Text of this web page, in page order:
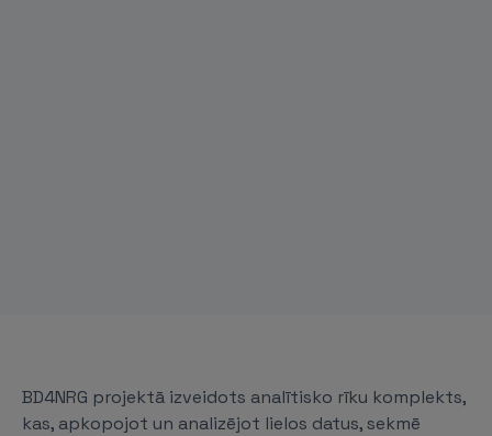
BD4NRG projektā izveidots analītisko rīku komplekts,
kas, apkopojot un analizējot lielos datus, sekmē